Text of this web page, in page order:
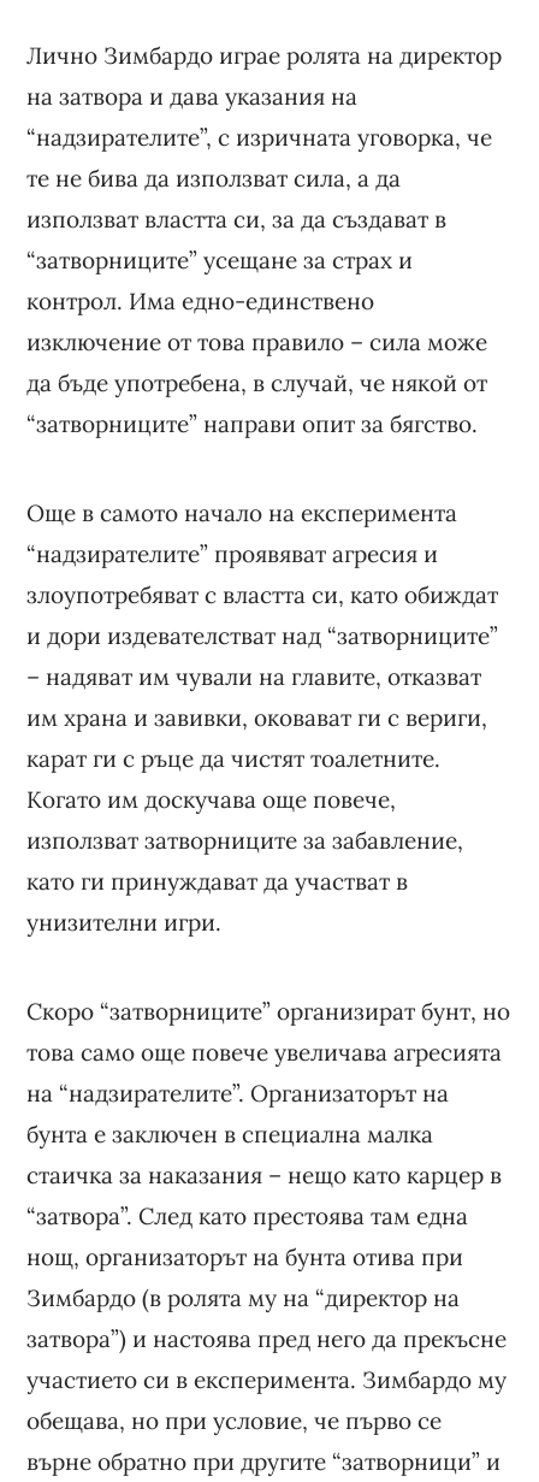
Лично Зимбардо играе ролята на директор
на затвора и дава указания на
“надзирателите”, с изричната уговорка, че
те не бива да използват сила, а да
използват властта си, за да създават в
“затворниците” усещане за страх и
контрол. Има едно-единствено
изключение от това правило – сила може
да бъде употребена, в случай, че някой от
“затворниците” направи опит за бягство.
Още в самото начало на експеримента
“надзирателите” проявяват агресия и
злоупотребяват с властта си, като обиждат
и дори издевателстват над “затворниците”
– надяват им чували на главите, отказват
им храна и завивки, оковават ги с вериги,
карат ги с ръце да чистят тоалетните.
Когато им доскучава още повече,
използват затворниците за забавление,
като ги принуждават да участват в
унизителни игри.
Скоро “затворниците” организират бунт, но
това само още повече увеличава агресията
на “надзирателите”. Организаторът на
бунта е заключен в специална малка
стаичка за наказания – нещо като карцер в
“затвора”. След като престоява там една
нощ, организаторът на бунта отива при
Зимбардо (в ролята му на “директор на
затвора”) и настоява пред него да прекъсне
участието си в експеримента. Зимбардо му
обещава, но при условие, че първо се
върне обратно при другите “затворници” и